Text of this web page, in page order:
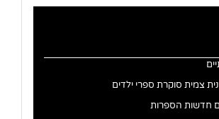
צמית סוקרת ספרי ילדים
חדשות הספרות